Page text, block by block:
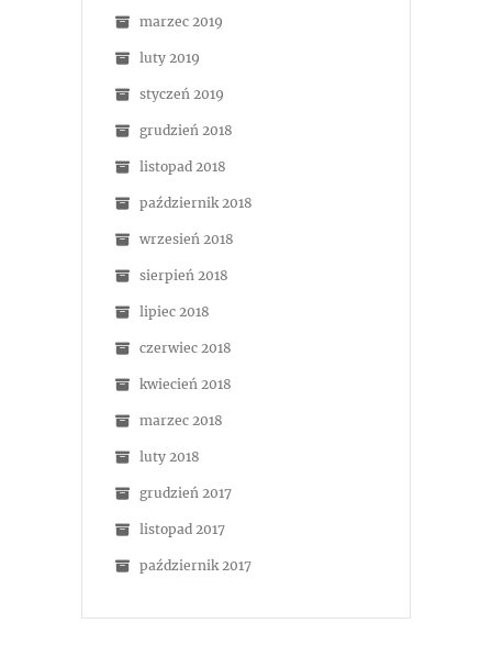
marzec 2019
luty 2019
styczeń 2019
grudzień 2018
listopad 2018
październik 2018
wrzesień 2018
sierpień 2018
lipiec 2018
czerwiec 2018
kwiecień 2018
marzec 2018
luty 2018
grudzień 2017
listopad 2017
październik 2017